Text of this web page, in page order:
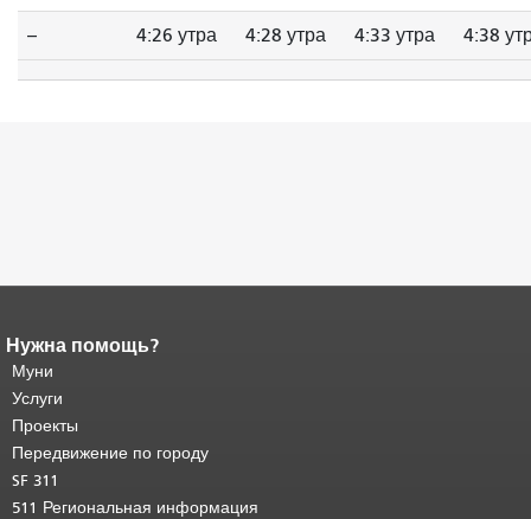
-- 4:26 утра 4:28 утра 4:33 утра 4:38
Конец содержимого
страницы.
страницы повторяется на каждой
странице.
основного содержимого .
Нужна помощь?
Муни
Услуги
Проекты
Передвижение по городу
SF 311
511 Региональная информация